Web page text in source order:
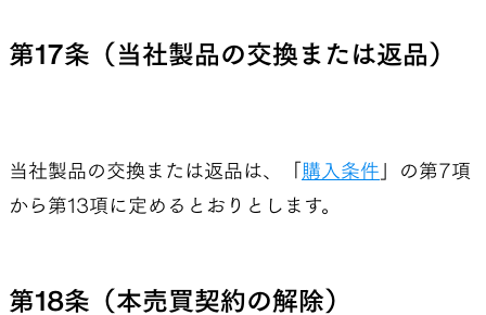
第17条（当社製品の交換または返品）
当社製品の交換または返品は、「 購入条件 」の第7項
から第13項に定めるとおりとします。
第18条（本売買契約の解除）